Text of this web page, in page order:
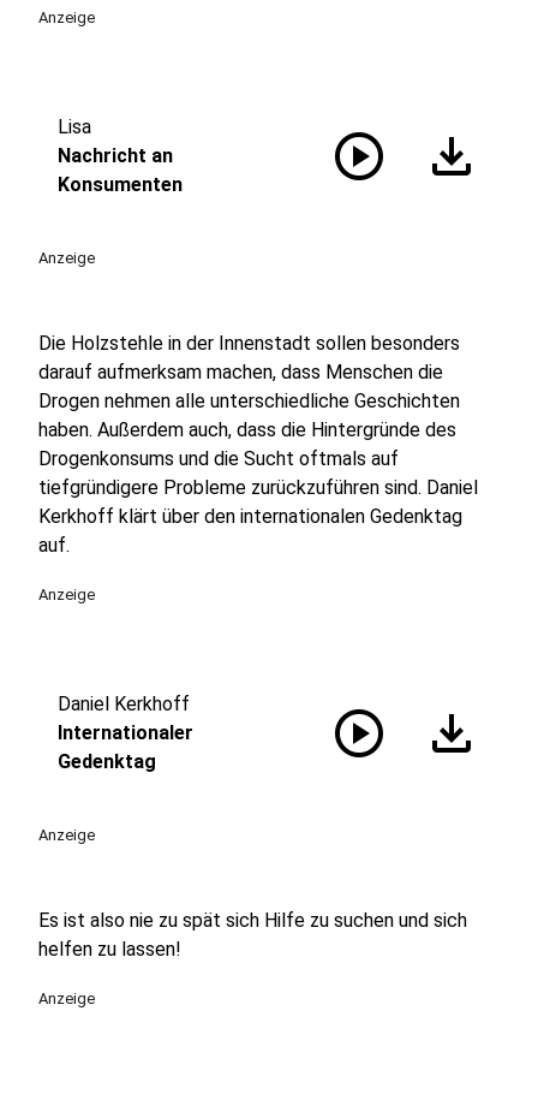
Anzeige
Lisa
Nachricht an
Konsumenten
play_circle download
Anzeige
Die Holzstehle in der Innenstadt sollen besonders
darauf aufmerksam machen, dass Menschen die
Drogen nehmen alle unterschiedliche Geschichten
haben. Außerdem auch, dass die Hintergründe des
Drogenkonsums und die Sucht oftmals auf
tiefgründigere Probleme zurückzuführen sind. Daniel
Kerkhoff klärt über den internationalen Gedenktag
auf.
Anzeige
Daniel Kerkhoff
Internationaler
Gedenktag
play_circle download
Anzeige
Es ist also nie zu spät sich Hilfe zu suchen und sich
helfen zu lassen!
Anzeige